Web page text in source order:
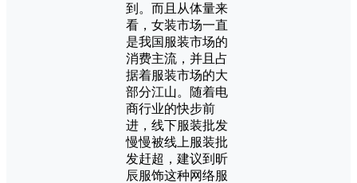
到。而且从体量来
看，女装市场一直
是我国服装市场的
消费主流，并且占
据着服装市场的大
部分江山。随着电
商行业的快步前
进，线下服装批发
慢慢被线上服装批
发赶超，建议到昕
辰服饰这种网络服